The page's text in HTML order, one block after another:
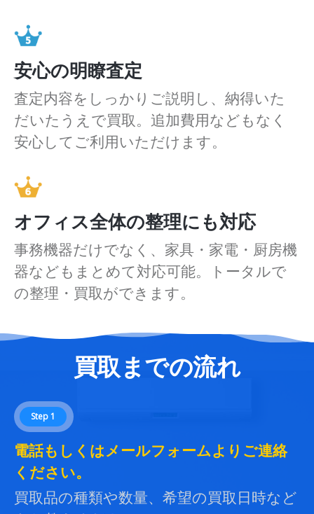
安心の明瞭査定
査定内容をしっかりご説明し、納得いた
だいたうえで買取。追加費用などもなく
安心してご利用いただけます。
オフィス全体の整理にも対応
事務機器だけでなく、家具・家電・厨房機
器などもまとめて対応可能。トータルで
の整理・買取ができます。
買取までの流れ
Step 1
電話もしくはメールフォームよりご連絡
ください。
買取品の種類や数量、希望の買取日時など